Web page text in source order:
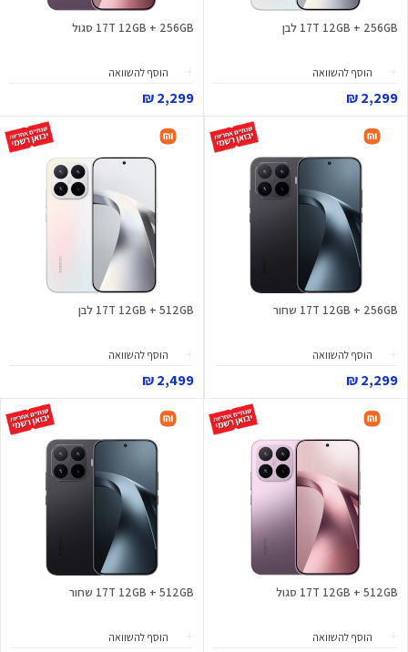
17T 12GB + 256GB לבן
הוסף להשוואה
2,299 ₪
17T 12GB + 256GB סגול
הוסף להשוואה
2,299 ₪
17T 12GB + 256GB שחור
הוסף להשוואה
2,299 ₪
17T 12GB + 512GB לבן
הוסף להשוואה
2,499 ₪
17T 12GB + 512GB סגול
הוסף להשוואה
17T 12GB + 512GB שחור
הוסף להשוואה